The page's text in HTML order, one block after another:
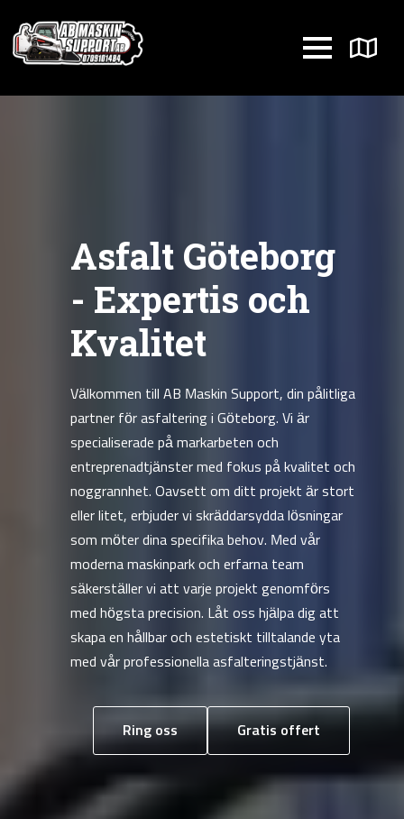
Asfalt Göteborg
- Expertis och
Kvalitet
Välkommen till AB Maskin Support, din pålitliga
partner för asfaltering i Göteborg. Vi är
specialiserade på markarbeten och
entreprenadtjänster med fokus på kvalitet och
noggrannhet. Oavsett om ditt projekt är stort
eller litet, erbjuder vi skräddarsydda lösningar
som möter dina specifika behov. Med vår
moderna maskinpark och erfarna team
säkerställer vi att varje projekt genomförs
med högsta precision. Låt oss hjälpa dig att
skapa en hållbar och estetiskt tilltalande yta
med vår professionella asfalteringstjänst.
Ring oss Gratis offert